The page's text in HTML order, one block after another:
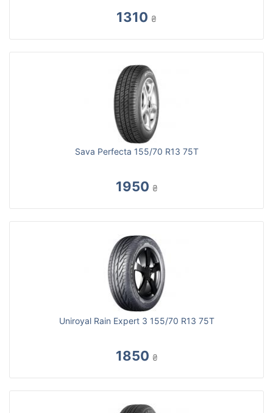
1310 ₴
Sava Perfecta 155/70 R13 75T
1950 ₴
Uniroyal Rain Expert 3 155/70 R13 75T
1850 ₴